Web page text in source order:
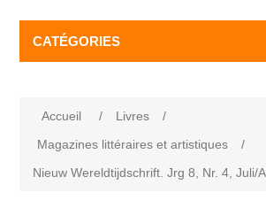
CATÉGORIES
Accueil / Livres
/
Magazines littéraires et artistiques
/
Nieuw Wereldtijdschrift. Jrg 8, Nr. 4, Juli/